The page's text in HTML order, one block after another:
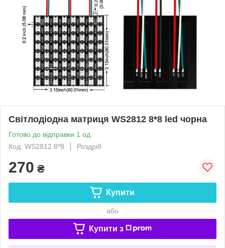
Світлодіодна матриця WS2812 8*8 led чорна
Готово до відправки 1 од.
Код: WS2812 8*8
Роздріб
270 ₴
Купити
або
Купити з